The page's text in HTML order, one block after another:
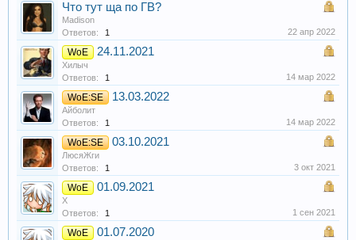
Что тут ща по ГВ?
Madison
Ответов:
1 22 апр 2022
WoE 24.11.2021
Хилыч
Ответов:
1 14 мар 2022
WoE:SE 13.03.2022
Айболит
Ответов:
1 14 мар 2022
WoE:SE 03.10.2021
ЛюсяЖги
Ответов:
1 3 окт 2021
WoE 01.09.2021
X
Ответов:
1 1 сен 2021
WoE 01.07.2020